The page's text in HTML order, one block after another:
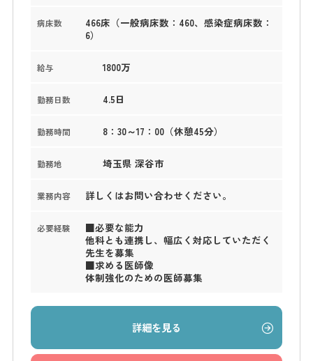
病床数
466床（一般病床数：460、感染症病床数：
6）
給与 1800万
勤務日数 4.5日
勤務時間 8：30～17：00（休憩45分）
勤務地 埼玉県 深谷市
業務内容 詳しくはお問い合わせください。
必要経験
■必要な能力
他科とも連携し、幅広く対応していただく
先生を募集
■求める医師像
体制強化のための医師募集
詳細を見る